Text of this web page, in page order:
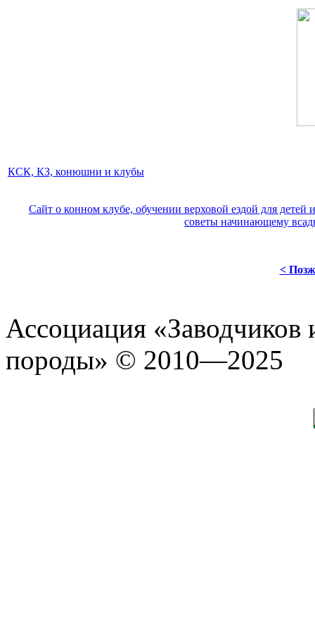
КСК, КЗ, конюшни и клубы
Сайт о конном клубе, обучении верховой ездой для
советы начинающему
<
Ассоциация
породы» © 2010—2025